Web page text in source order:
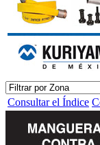
Consultar el Índice